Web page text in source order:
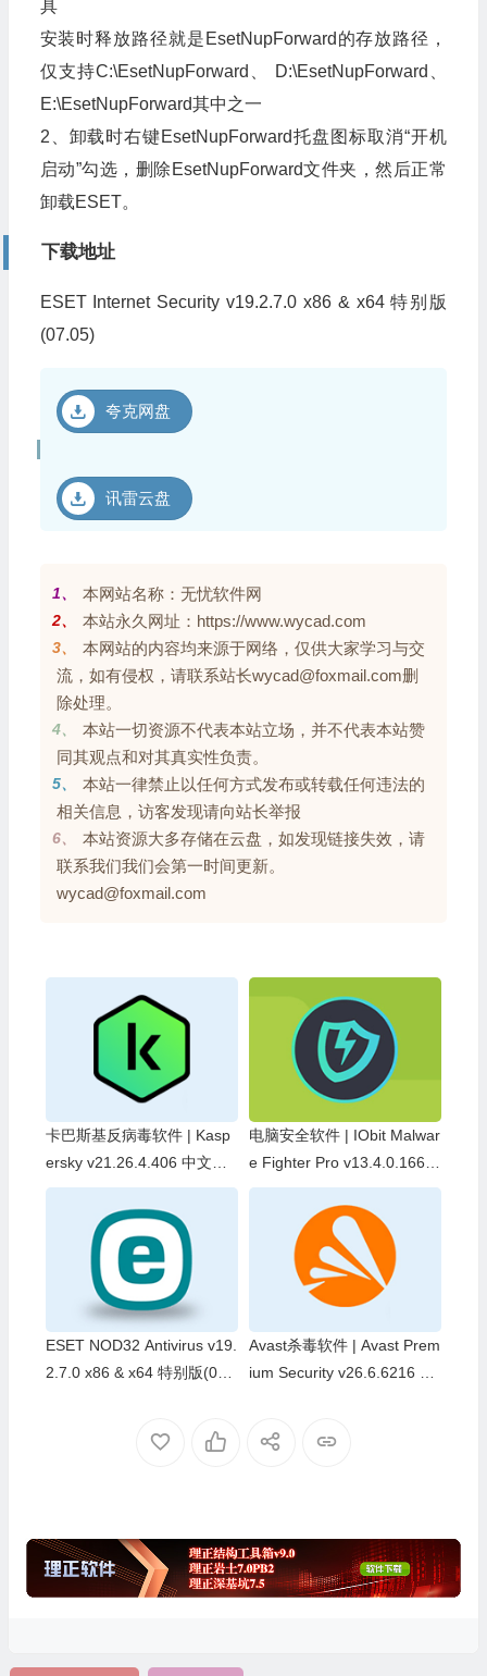
具
安装时释放路径就是EsetNupForward的存放路径，
仅支持C:\EsetNupForward、 D:\EsetNupForward、
E:\EsetNupForward其中之一
2、卸载时右键EsetNupForward托盘图标取消“开机
启动”勾选，删除EsetNupForward文件夹，然后正常
卸载ESET。
下载地址
ESET Internet Security v19.2.7.0 x86 & x64 特别版
(07.05)
夸克网盘
讯雷云盘
1、 本网站名称：无忧软件网
2、 本站永久网址：https://www.wycad.com
3、
本网站的内容均来源于网络，仅供大家学习与交
流，如有侵权，请联系站长wycad@foxmail.com删
除处理。
4、
本站一切资源不代表本站立场，并不代表本站赞
同其观点和对其真实性负责。
5、
本站一律禁止以任何方式发布或转载任何违法的
相关信息，访客发现请向站长举报
6、
本站资源大多存储在云盘，如发现链接失效，请
联系我们我们会第一时间更新。
wycad@foxmail.com
卡巴斯基反病毒软件 | Kasp
ersky v21.26.4.406 中文版
带激活码
电脑安全软件 | IObit Malwar
e Fighter Pro v13.4.0.1669
中文破解版
ESET NOD32 Antivirus v19.
2.7.0 x86 & x64 特别版(07.
Avast杀毒软件 | Avast Prem
ium Security v26.6.6216 中